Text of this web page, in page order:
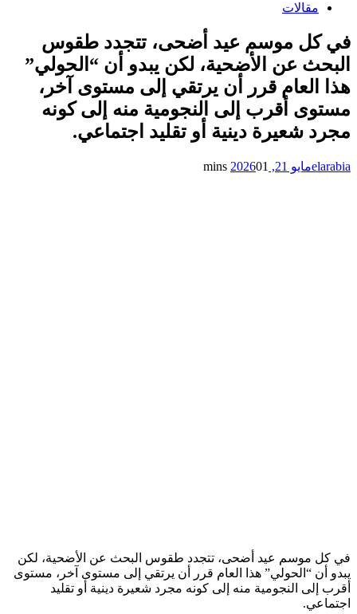
مقالات
في كل موسم عيد أضحى، تتجدد طقوس
البحث عن الأضحية، لكن يبدو أن “الحولي”
هذا العام قرر أن يرتقي إلى مستوى آخر،
مستوى أقرب إلى النجومية منه إلى كونه
مجرد شعيرة دينية أو تقليد اجتماعي.
elarabiaمايو 21, 2026 01 mins
في كل موسم عيد أضحى، تتجدد طقوس البحث عن الأضحية، لكن
يبدو أن “الحولي” هذا العام قرر أن يرتقي إلى مستوى آخر، مستوى
أقرب إلى النجومية منه إلى كونه مجرد شعيرة دينية أو تقليد
اجتماعي.